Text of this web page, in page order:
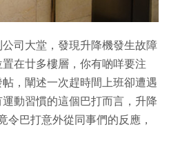
司大堂，發現升降機發生故障
在廿多樓層，你有啲咩要注
，闡述一次趕時間上班卻遭遇
動習慣的這個巴打而言，升降
令巴打意外從同事們的反應，